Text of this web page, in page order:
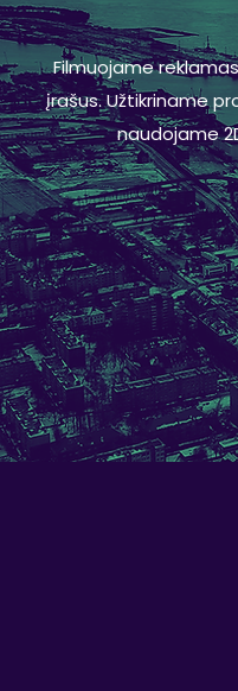
Filmuojame
įrašus. Užtikriname
naudojame